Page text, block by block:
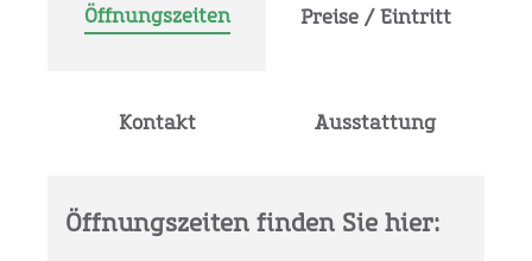
Öffnungszeiten Preise / Eintritt
Kontakt Ausstattung
Öffnungszeiten finden Sie hier: